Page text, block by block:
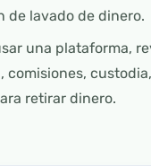
de lavado de dinero.
una plataforma,
comisiones,
retirar dinero.